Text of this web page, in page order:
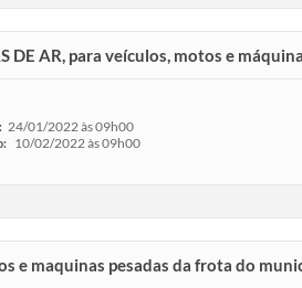
DE AR, para veículos, motos e
24/01/2022 às 09h00
10/02/2022 às 09h00
e maquinas pesadas da frota do